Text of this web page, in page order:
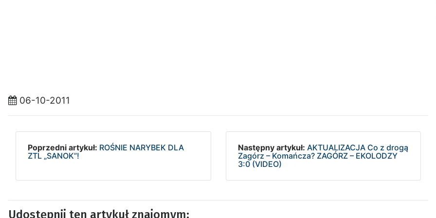
06-10-2011
Poprzedni artykuł: ROŚNIE NARYBEK DLA
ZTL „SANOK”!
Następny artykuł: AKTUALIZACJA Co z drogą
Zagórz – Komańcza? ZAGÓRZ – EKOLODZY
3:0 (VIDEO)
Udostępnij ten artykuł znajomym: